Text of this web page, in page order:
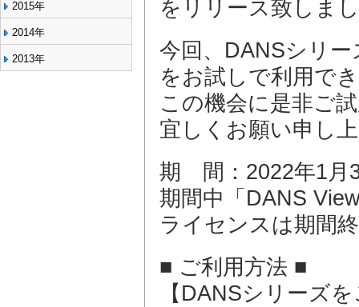
2015年
2014年
2013年
をリリース致しま
今回、DANSシリ
をお試しで利用で
この機会に是非ご
宜しくお願い申し
期 間：2022年1月
期間中「DANS
ライセンスは期間
■ ご利用方法 ■
【DANSシリーズ